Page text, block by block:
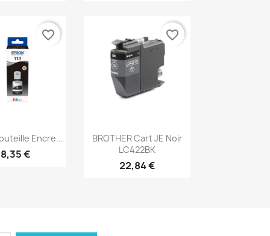
rapide
Encre...
€
favorite_border
Aperçu rapide
BROTHER Cart JE Noir
LC422BK
22,84 €
favorite_border